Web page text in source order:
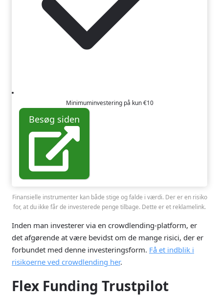
Minimuminvestering på kun €10
Besøg siden
Finansielle instrumenter kan både stige og falde i værdi. Der er en risiko
for, at du ikke får de investerede penge tilbage. Dette er et reklamelink.
Inden man investerer via en crowdlending-platform, er
det afgørende at være bevidst om de mange risici, der er
forbundet med denne investeringsform. Få et indblik i
risikoerne ved crowdlending her.
Flex Funding Trustpilot